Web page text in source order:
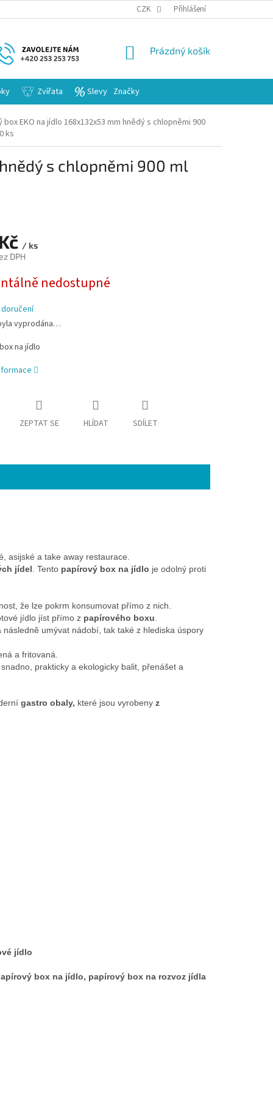
CZK Přihlášení
NÁKUPNÍ
Prázdný košík
Zvířata Slevy Značky
box EKO na jídlo 168x132x53 mm hnědý s chlopněmi 900
ks
s chlopněmi 900 ml
/ ks
DPH
nedostupné
vyprodána…
na jídlo
ZEPTAT SE HLÍDAT SDÍLET
asijské a take away restaurace.
jídel . Tento papírový box na jídlo je odolný proti
že lze pokrm konsumovat přímo z nich.
jídlo jíst přímo z papírového boxu
umývat nádobí, tak také z hlediska úspory
a fritovaná.
prakticky a ekologicky balit, přenášet a
gastro obaly, které jsou vyrobeny z
jídlo
box na jídlo, papírový box na rozvoz jídla